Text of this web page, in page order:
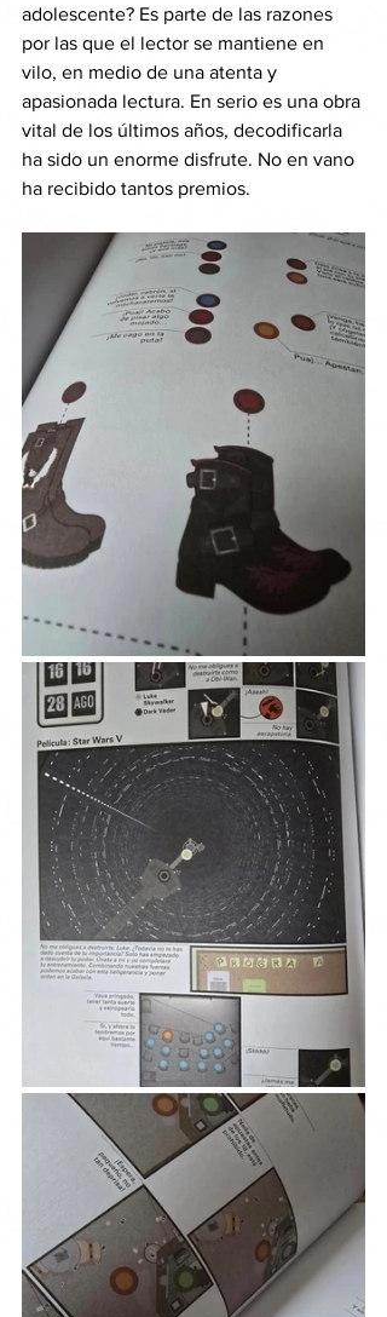
adolescente? Es parte de las razones
por las que el lector se mantiene en
vilo, en medio de una atenta y
apasionada lectura. En serio es una obra
vital de los últimos años, decodificarla
ha sido un enorme disfrute. No en vano
ha recibido tantos premios.